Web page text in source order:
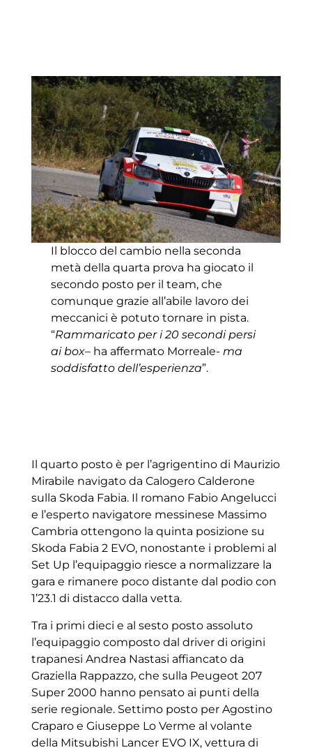
Il blocco del cambio nella seconda
metà della quarta prova ha giocato il
secondo posto per il team, che
comunque grazie all’abile lavoro dei
meccanici è potuto tornare in pista.
“Rammaricato per i 20 secondi persi
ai box– ha affermato Morreale- ma
soddisfatto dell’esperienza”.
Il quarto posto è per l’agrigentino di Maurizio
Mirabile navigato da Calogero Calderone
sulla Skoda Fabia. Il romano Fabio Angelucci
e l’esperto navigatore messinese Massimo
Cambria ottengono la quinta posizione su
Skoda Fabia 2 EVO, nonostante i problemi al
Set Up l’equipaggio riesce a normalizzare la
gara e rimanere poco distante dal podio con
1’23.1 di distacco dalla vetta.
Tra i primi dieci e al sesto posto assoluto
l’equipaggio composto dal driver di origini
trapanesi Andrea Nastasi affiancato da
Graziella Rappazzo, che sulla Peugeot 207
Super 2000 hanno pensato ai punti della
serie regionale. Settimo posto per Agostino
Craparo e Giuseppe Lo Verme al volante
della Mitsubishi Lancer EVO IX, vettura di